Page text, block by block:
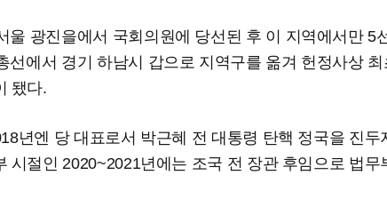
울 광진을에서 국회의원에 당선된 후 이 지역에서만 5
선에서 경기 하남시 갑으로 지역구를 옮겨 헌정사상
됐다.
년엔 당 대표로서 박근혜 전 대통령 탄핵 정국을 진두
시절인 2020~2021년에는 조국 전 장관 후임으로 법무